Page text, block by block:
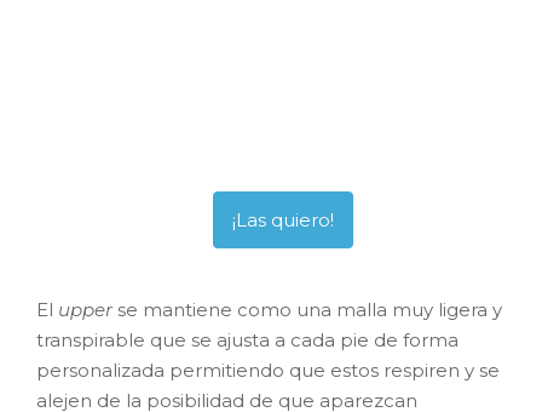
El upper se mantiene como una malla muy ligera y
transpirable que se ajusta a cada pie de forma
personalizada permitiendo que estos respiren y se
alejen de la posibilidad de que aparezcan